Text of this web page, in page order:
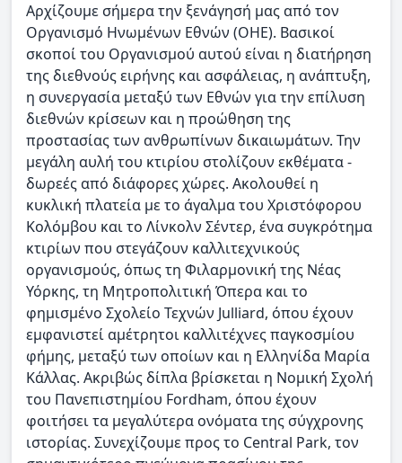
Αρχίζουμε σήμερα την ξενάγησή μας από τον
Οργανισμό Ηνωμένων Εθνών (ΟΗΕ). Βασικοί
σκοποί του Οργανισμού αυτού είναι η διατήρηση
της διεθνούς ειρήνης και ασφάλειας, η ανάπτυξη,
η συνεργασία μεταξύ των Εθνών για την επίλυση
διεθνών κρίσεων και η προώθηση της
προστασίας των ανθρωπίνων δικαιωμάτων. Την
μεγάλη αυλή του κτιρίου στολίζουν εκθέματα -
δωρεές από διάφορες χώρες. Ακολουθεί η
κυκλική πλατεία με το άγαλμα του Χριστόφορου
Κολόμβου και το Λίνκολν Σέντερ, ένα συγκρότημα
κτιρίων που στεγάζουν καλλιτεχνικούς
οργανισμούς, όπως τη Φιλαρμονική της Νέας
Υόρκης, τη Μητροπολιτική Όπερα και το
φημισμένο Σχολείο Τεχνών Julliard, όπου έχουν
εμφανιστεί αμέτρητοι καλλιτέχνες παγκοσμίου
φήμης, μεταξύ των οποίων και η Ελληνίδα Μαρία
Κάλλας. Ακριβώς δίπλα βρίσκεται η Νομική Σχολή
του Πανεπιστημίου Fordham, όπου έχουν
φοιτήσει τα μεγαλύτερα ονόματα της σύγχρονης
ιστορίας. Συνεχίζουμε προς το Central Park, τον